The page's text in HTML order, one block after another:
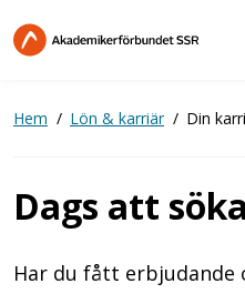
till
Hem Lön & karriär Din
Dags att
Har du fått erbjudande